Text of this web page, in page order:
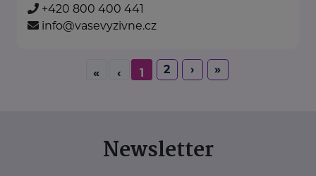
+420 800 400 441
info@vasevyzivne.cz
« ‹ 1 2 › »
Newsletter